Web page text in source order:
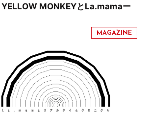
YELLOW MONKEYとLa.mamaー